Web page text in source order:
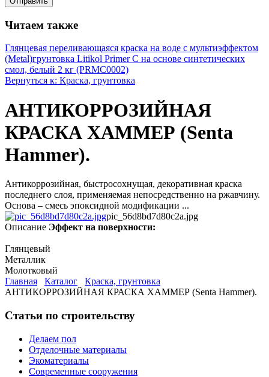
Читаем также
Глянцевая переливающаяся краска на воде с мультиэффектом
(Metal)грунтовка Litikol Primer C на основе синтетических
смол, белый 2 кг (PRMC0002)
Вернуться к: Краска, грунтовка
АНТИКОРРОЗИЙНАЯ
КРАСКА ХАММЕР (Senta
Hammer).
Антикоррозийная, быстросохнущая, декоративная краска
последнего слоя, применяемая непосредственно на ржавчину.
Основа – смесь эпоксидной модификации ...
pic_56d8bd7d80c2a.jpg
Описание Эффект на поверхности:
Глянцевый
Металлик
Молотковый
Главная
Каталог
Краска, грунтовка
АНТИКОРРОЗИЙНАЯ КРАСКА ХАММЕР (Senta Hammer).
Статьи по строительству
Делаем пол
Отделочные материалы
Экоматериалы
Современные сооружения